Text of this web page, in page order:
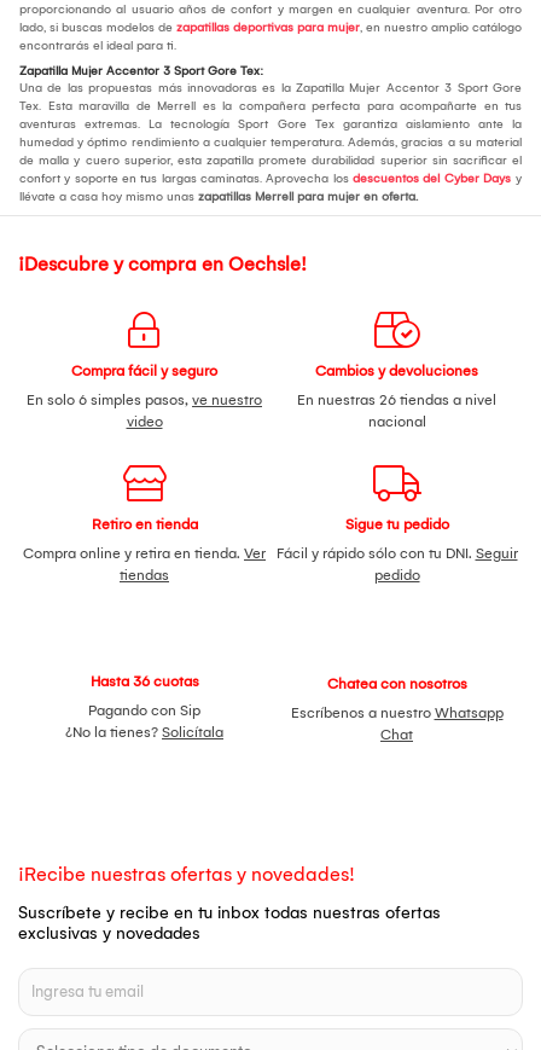
proporcionando al usuario años de confort y margen en cualquier aventura. Por otro
lado, si buscas modelos de zapatillas deportivas para mujer, en nuestro amplio catálogo
encontrarás el ideal para ti.
Zapatilla Mujer Accentor 3 Sport Gore Tex:
Una de las propuestas más innovadoras es la Zapatilla Mujer Accentor 3 Sport Gore
Tex. Esta maravilla de Merrell es la compañera perfecta para acompañarte en tus
aventuras extremas. La tecnología Sport Gore Tex garantiza aislamiento ante la
humedad y óptimo rendimiento a cualquier temperatura. Además, gracias a su material
de malla y cuero superior, esta zapatilla promete durabilidad superior sin sacrificar el
confort y soporte en tus largas caminatas. Aprovecha los descuentos del Cyber Days y
llévate a casa hoy mismo unas zapatillas Merrell para mujer en oferta.
¡Descubre y compra en Oechsle!
Compra fácil y seguro
En solo 6 simples pasos, ve nuestro
video
Cambios y devoluciones
En nuestras 26 tiendas a nivel
nacional
Retiro en tienda
Compra online y retira en tienda. Ver
tiendas
Sigue tu pedido
Fácil y rápido sólo con tu DNI. Seguir
pedido
Hasta 36 cuotas
Pagando con Sip
¿No la tienes? Solicítala
Chatea con nosotros
Escríbenos a nuestro Whatsapp
Chat
¡Recibe nuestras ofertas y novedades!
Suscríbete y recibe en tu inbox todas nuestras ofertas
exclusivas y novedades